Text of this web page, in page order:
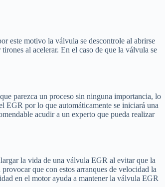
este motivo la válvula se descontrole al abrirse
al acelerar. En el caso de que la válvula se
parezca un proceso sin ninguna importancia, lo
EGR por lo que automáticamente se iniciará una
acudir a un experto que pueda realizar
la vida de una válvula EGR al evitar que la
que con estos arranques de velocidad la
en el motor ayuda a mantener la válvula EGR